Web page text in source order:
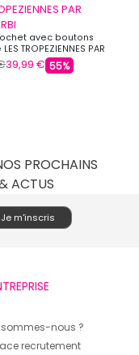
PAR
avec boutons
TROPEZIENNES PAR
39,99 € 55%
PROCHAINS
ACTUS
sommes-nous ?
recrutement